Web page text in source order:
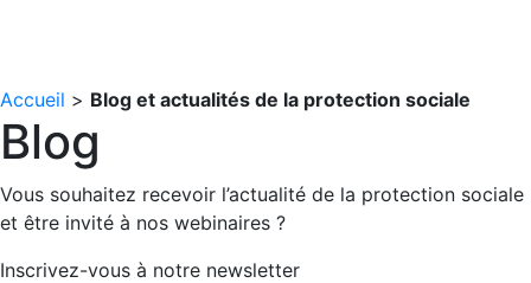
Accueil > Blog et actualités de la protection sociale
Blog
Vous souhaitez recevoir l’actualité de la protection sociale
et être invité à nos webinaires ?
Inscrivez-vous à notre newsletter